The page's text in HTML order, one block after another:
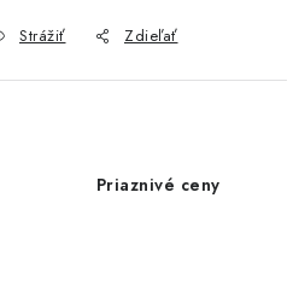
Strážiť Zdieľať
Priaznivé ceny